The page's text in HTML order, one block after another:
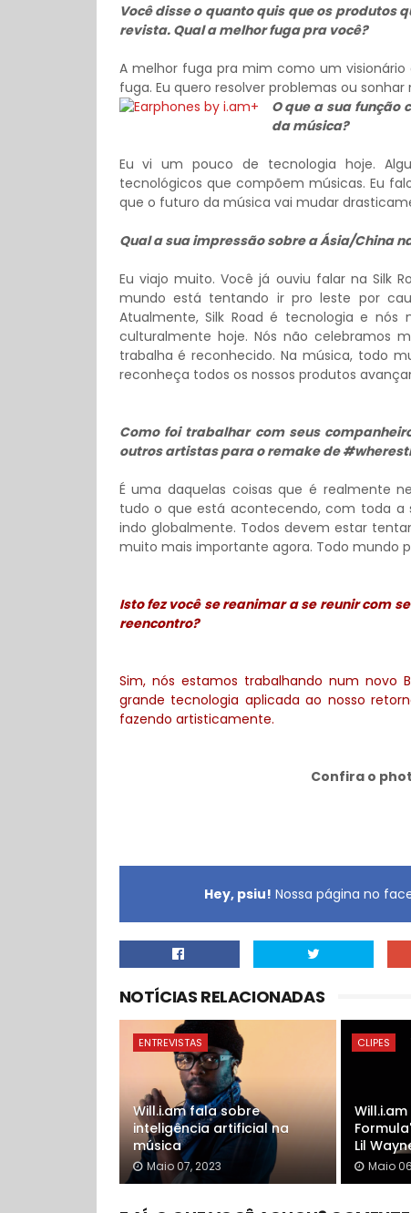
Você disse o quanto quis que os produtos
revista. Qual a melhor fuga pra você?
A melhor fuga pra mim como um visionário
fuga. Eu quero resolver problemas ou sonhar
O que a sua função
da música?
Eu vi um pouco de tecnologia hoje.
tecnológicos que compõem músicas. Eu
que o futuro da música vai mudar
Qual a sua impressão sobre a Ásia/China
Eu viajo muito. Você já ouviu falar na Silk
mundo está tentando ir pro leste por
Atualmente, Silk Road é tecnologia e nós
culturalmente hoje. Nós não celebramos
trabalha é reconhecido. Na música, todo
reconheça todos os nossos produtos
Como foi trabalhar com seus
outros artistas para o remake de
É uma daquelas coisas que é realmente
tudo o que está acontecendo, com toda a
indo globalmente. Todos devem estar
muito mais importante agora. Todo mundo
Isto fez você se reanimar a se reunir com
reencontro?
Sim, nós estamos trabalhando num novo
grande tecnologia aplicada ao nosso
fazendo artisticamente.
Confira o
Hey, psiu! Nossa página no
NOTÍCIAS RELACIONADAS
ENTREVISTAS
Will.i.am fala sobre
inteligência artificial na
música
Maio 07, 2023
CLIPES
Lil
Maio